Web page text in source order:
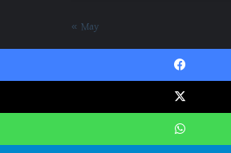
« May
Gazwatul Hind || গাজওয়াতুল হিন্দ
2024, All Rights
Facebook
X
WhatsApp